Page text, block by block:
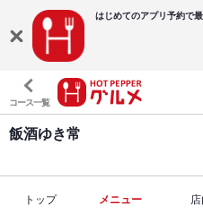
はじめてのアプリ予約で
コース一覧
飯酒ゆき常
トップ メニュー